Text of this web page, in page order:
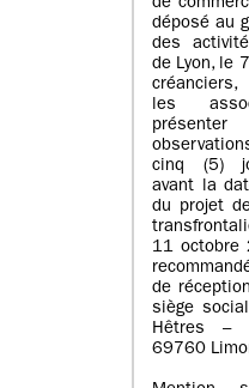
de
déposé au
des
de Lyon, le
les
cinq (5)
avant la
du projet
11 octobre
de
siège
Hêtres –
69760